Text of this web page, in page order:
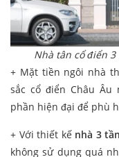
Nhà tân cổ điển
+ Mặt tiền ngôi nhà
sắc cổ điển Châu Âu
phần hiện đại để phù
+ Với thiết kếnhà 3
không sử dụng quá